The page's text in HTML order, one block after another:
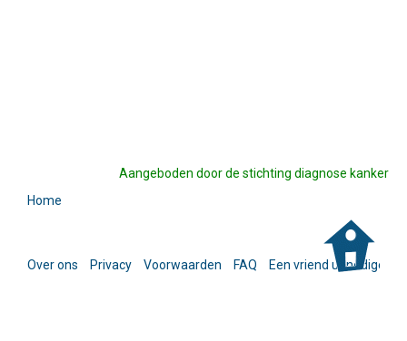
Home
Aangeboden door de stichting diagnose kanker
Over ons Privacy Voorwaarden FAQ Een vriend uitnodigen